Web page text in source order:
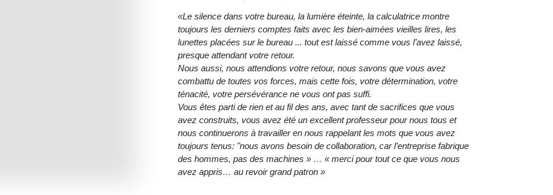
«Le silence dans votre bureau, la lumière éteinte, la calculatrice montre
toujours les derniers comptes faits avec les bien-aimées vieilles lires, les
lunettes placées sur le bureau ... tout est laissé comme vous l’avez laissé,
presque attendant votre retour.
Nous aussi, nous attendions votre retour, nous savons que vous avez
combattu de toutes vos forces, mais cette fois, votre détermination, votre
ténacité, votre persévérance ne vous ont pas suffi.
Vous êtes parti de rien et au fil des ans, avec tant de sacrifices que vous
avez construits, vous avez été un excellent professeur pour nous tous et
nous continuerons à travailler en nous rappelant les mots que vous avez
toujours tenus: "nous avons besoin de collaboration, car l’entreprise fabrique
des hommes, pas des machines » … « merci pour tout ce que vous nous
avez appris… au revoir grand patron »